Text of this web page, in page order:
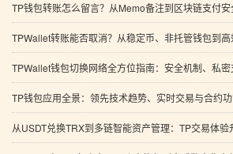
TP钱包转账怎么留言？从Memo备注到区块链支付
TPWallet转账能否取消？从稳定币、非托管钱包到高效
TPWallet钱包切换网络全方位指南：安全机制、私
TP钱包应用全景：领先技术趋势、实时交易与合约
从USDT兑换TRX到多链智能资产管理：TP交易体验升级的